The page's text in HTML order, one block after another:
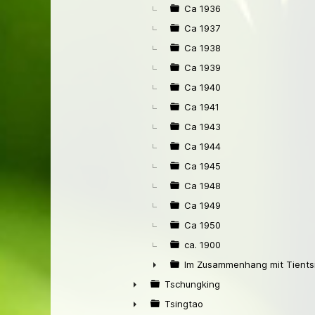
Ca 1936
Ca 1937
Ca 1938
Ca 1939
Ca 1940
Ca 1941
Ca 1943
Ca 1944
Ca 1945
Ca 1948
Ca 1949
Ca 1950
ca. 1900
►
Im Zusammenhang mit
►
Tschungking
Tsingtao